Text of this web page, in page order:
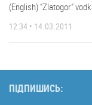
(English) “Zlatogor”
12:34 • 14.03.2011
ПІДПИШИСЬ: